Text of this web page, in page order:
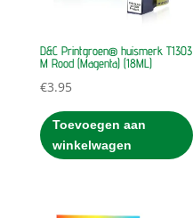
D&C Printgroen® huismerk T1303
M Rood (Magenta) (18ML)
€3.95
Toevoegen aan
winkelwagen